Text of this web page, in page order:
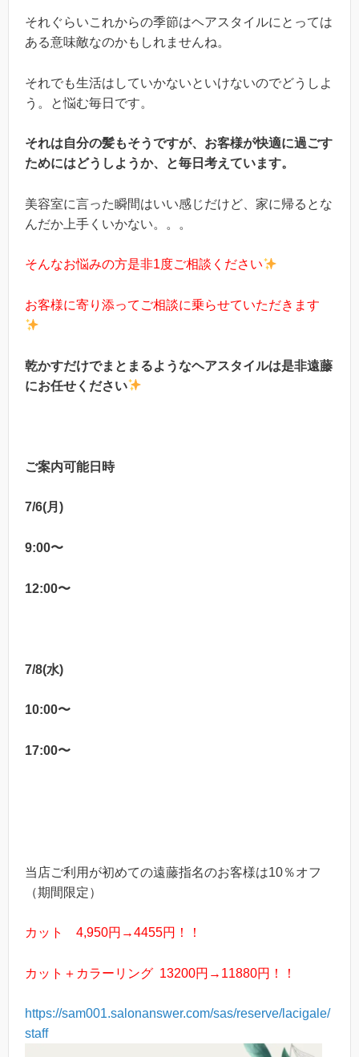
それぐらいこれからの季節はヘアスタイルにとっては
ある意味敵なのかもしれませんね。
それでも生活はしていかないといけないのでどうしよ
う。と悩む毎日です。
それは自分の髪もそうですが、お客様が快適に過ごす
ためにはどうしようか、と毎日考えています。
美容室に言った瞬間はいい感じだけど、家に帰るとな
んだか上手くいかない。。。
そんなお悩みの方是非1度ご相談ください
お客様に寄り添ってご相談に乗らせていただきます
乾かすだけでまとまるようなヘアスタイルは是非遠藤
にお任せください
ご案内可能日時
7/6(月)
9:00〜
12:00〜
7/8(水)
10:00〜
17:00〜
当店ご利用が初めての遠藤指名のお客様は10％オフ
（期間限定）
カット 4,950円→4455円！！
カット＋カラーリング 13200円→11880円！！
https://sam001.salonanswer.com/sas/reserve/lacigale/
staff